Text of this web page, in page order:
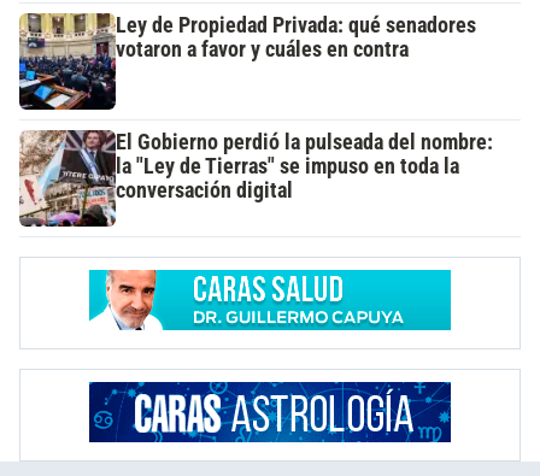
Ley de Propiedad Privada: qué senadores
votaron a favor y cuáles en contra
El Gobierno perdió la pulseada del nombre:
la "Ley de Tierras" se impuso en toda la
conversación digital